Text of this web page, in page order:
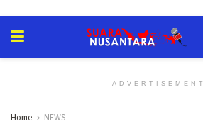
ADVERTISEMENT
Home NEWS